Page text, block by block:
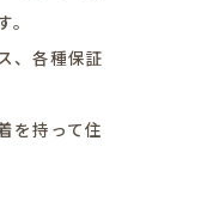
、各種保証
を持って住